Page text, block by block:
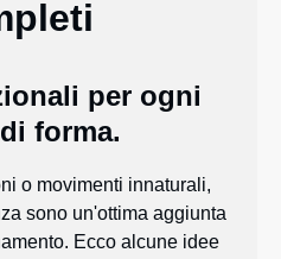
per ogni
forma.
o movimenti innaturali,
sono un'ottima aggiunta
Ecco alcune idee